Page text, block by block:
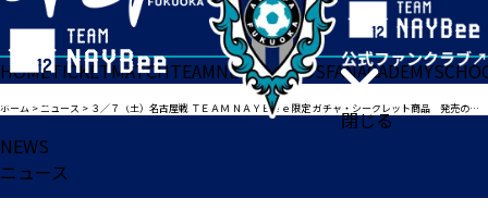
閉じる
HOMETICKETMATCHTEAMNEWSGOODSFANACADEMY
ホーム >ニュース > ３／７（土）名古屋戦 ＴＥＡＭ ＮＡＹＢｅｅ限定 ガチャ・シークレット商品 発売のお知らせ！
NEWS
ニュース